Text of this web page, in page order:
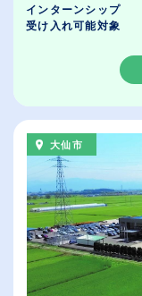
インターンシップ
受け入れ可能対象
大仙市